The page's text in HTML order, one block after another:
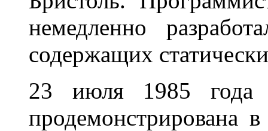
немедленно
содержащих
23 июля 1985 года
продемонстрирована